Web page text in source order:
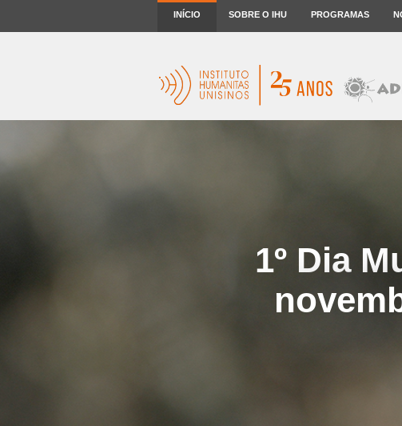
INÍCIO SOBRE O IHU PROGRAMAS
1º Dia